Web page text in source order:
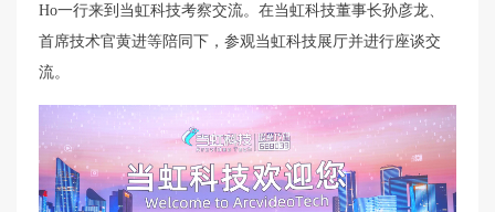
Ho一行来到当虹科技考察交流。在当虹科技董事长孙彦龙、
首席技术官黄进等陪同下，参观当虹科技展厅并进行座谈交
流。